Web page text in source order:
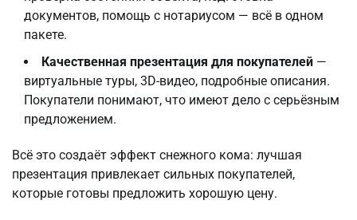
документов, помощь с нотариусом — всё в одном
пакете.
Качественная презентация для покупателей —
виртуальные туры, 3D-видео, подробные описания.
Покупатели понимают, что имеют дело с серьёзным
предложением.
Всё это создаёт эффект снежного кома: лучшая
презентация привлекает сильных покупателей,
которые готовы предложить хорошую цену.